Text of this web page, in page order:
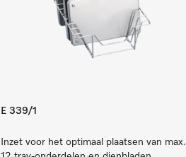
E 339/1
Inzet voor het optimaal plaatsen van max.